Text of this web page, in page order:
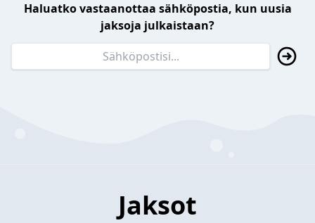
Haluatko vastaanottaa sähköpostia, kun uusia
jaksoja julkaistaan?
Jaksot